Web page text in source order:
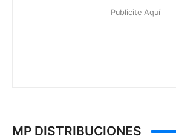
MP DISTRIBUCIONES